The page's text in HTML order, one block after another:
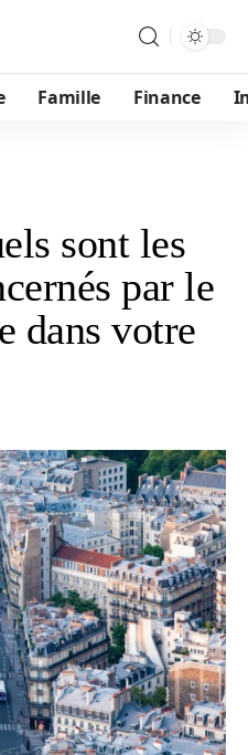
Famille Finance
sont les
par le
dans votre